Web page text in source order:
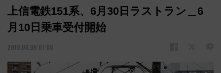
上信電鉄151系、6月30日ラストラン＿6
月10日乗車受付開始
2018.06.09 07:06